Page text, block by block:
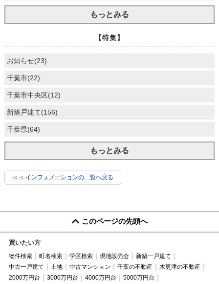
もっとみる
【特集】
お知らせ(23)
千葉市(22)
千葉市中央区(12)
新築戸建て(156)
千葉県(64)
もっとみる
＜＜ インフォメーションの一覧へ戻る
このページの先頭へ
買いたい方
物件検索 町名検索 学区検索 現地販売会
新築一戸建て
中古一戸建て
土地 中古マンション 千葉の不動産
木更津の不動産
2000万円台
3000万円台 4000万円台
5000万円台